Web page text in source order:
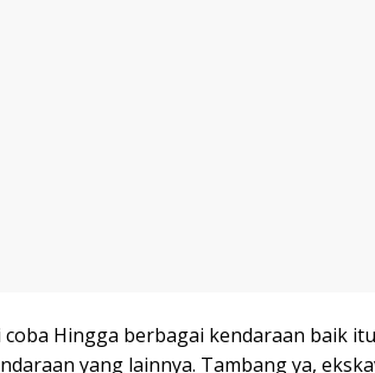
Hingga berbagai kendaraan baik
yang lainnya. Tambang ya,